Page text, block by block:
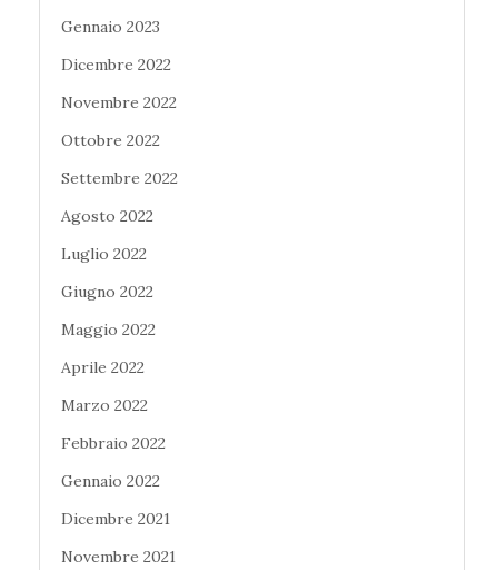
Gennaio 2023
Dicembre 2022
Novembre 2022
Ottobre 2022
Settembre 2022
Agosto 2022
Luglio 2022
Giugno 2022
Maggio 2022
Aprile 2022
Marzo 2022
Febbraio 2022
Gennaio 2022
Dicembre 2021
Novembre 2021